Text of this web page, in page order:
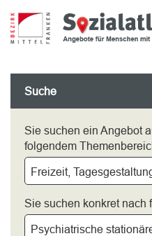
Suche
Sie suchen ein Angebot
folgendem
Freizeit,
Sie suchen konkret nach
Psychiatrische